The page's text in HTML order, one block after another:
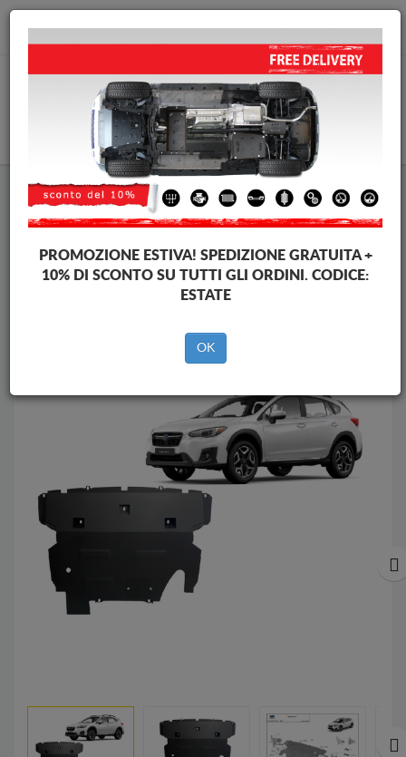
info@piastraparamotore.com
Piastra paramotore di acciaio Subaru
Piastra paramotore di acciaio Subaru XV
Brands
Brands
PROMOZIONE ESTIVA! SPEDIZIONE GRATUITA +
10% DI SCONTO SU TUTTI GLI ORDINI. CODICE:
ESTATE
OK